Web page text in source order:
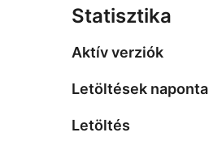
Statisztika
Aktív verziók
Letöltések naponta
Letöltés